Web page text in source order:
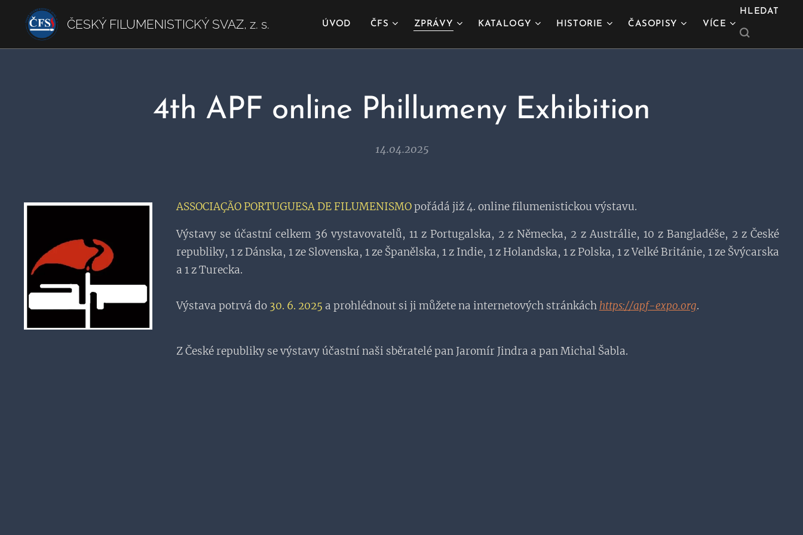
ČESKÝ FILUMENISTICKÝ SVAZ, z. s. ÚVOD ČFS ZPRÁVY KATALOGY HISTORIE ČASOPISY VÍCE
HLEDAT
4th APF online Phillumeny Exhibition
14.04.2025
ASSOCIAÇÃO PORTUGUESA DE FILUMENISMOpořádá již 4. online filumenistickou výstavu.
Výstavy se účastní celkem 36 vystavovatelů, 11 z Portugalska, 2 z Německa, 2 z Austrálie, 10 z Bangladéše, 2 z České
republiky, 1 z Dánska, 1 ze Slovenska, 1 ze Španělska, 1 z Indie, 1 z Holandska, 1 z Polska, 1 z Velké Británie, 1 ze Švýcarska
a 1 z Turecka.
Výstava potrvá do 30. 6. 2025 a prohlédnout si ji můžete na internetových stránkách https://apf-expo.org.
Z České republiky se výstavy účastní naši sběratelé pan Jaromír Jindra a pan Michal Šabla.